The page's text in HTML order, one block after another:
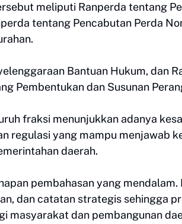
meliputi Ranperda tentang
tentang Pencabutan Perda
Bantuan Hukum, dan
Pembentukan dan Susunan
fraksi menunjukkan adanya
regulasi yang mampu menjawab
daerah.
pembahasan yang
dan catatan strategis sehingga
masyarakat dan pembangunan